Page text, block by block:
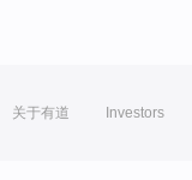
关于有道 Investors